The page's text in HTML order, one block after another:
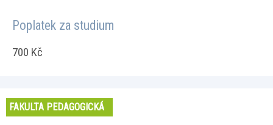
Poplatek za studium
700 Kč
FAKULTA PEDAGOGICKÁ